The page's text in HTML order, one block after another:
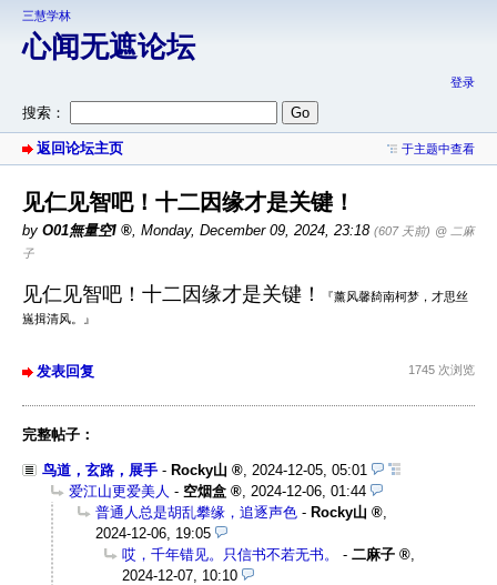
三慧学林
心闻无遮论坛
登录
搜索：
返回论坛主页 于主题中查看
见仁见智吧！十二因缘才是关键！
by O01無量空I , Monday, December 09, 2024, 23:18 (607 天前) @ 二麻
子
见仁见智吧！十二因缘才是关键！
『薰风馨䭲南柯梦，才思丝
崺揖清风。』
发表回复 1745 次浏览
完整帖子：
鸟道，玄路，展手 - Rocky山
2024-12-05, 05:01
爱江山更爱美人 - 空烟盒
2024-12-06, 01:44
普通人总是胡乱攀缘，追逐声色 - Rocky山
2024-12-06, 19:05
哎，千年错见。只信书不若无书。
- 二麻子
2024-12-07, 10:10